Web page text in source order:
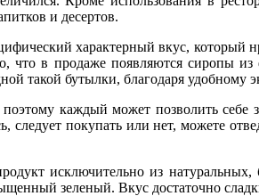
и десертов.
характерный вкус, который
что в продаже появляются сиропы
такой бутылки, благодаря удобному
каждый может позволить себе
следует покупать или нет, можете
исключительно из
зеленый. Вкус достаточно